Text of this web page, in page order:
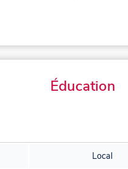
Éducation
Local